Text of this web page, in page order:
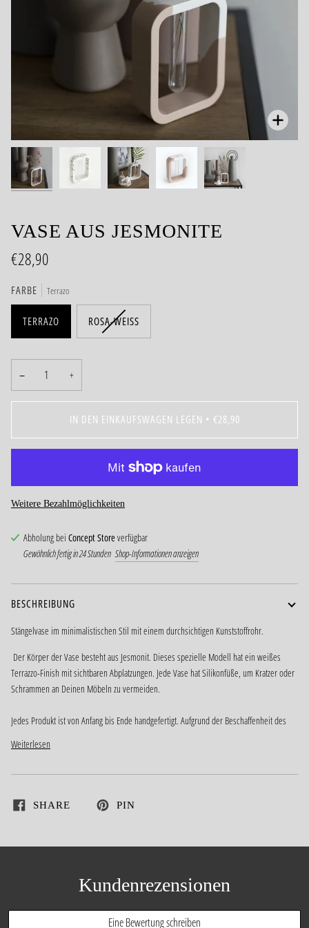
VASE AUS JESMONITE
€28,90
FARBE Terrazo
TERRAZO ROSA-WEISS
− +
IN DEN EINKAUFSWAGEN LEGEN • €28,90
Weitere Bezahlmöglichkeiten
Abholung bei Concept Storeverfügbar
Gewöhnlich fertig in 24 Stunden Shop-Informationen anzeigen
BESCHREIBUNG
Stängelvase im minimalistischen Stil mit einem durchsichtigen Kunststoffrohr.
Der Körper der Vase besteht aus Jesmonit. Dieses spezielle Modell hat ein weißes
Terrazzo-Finish mit sichtbaren Abplatzungen. Jede Vase hat Silikonfüße, um Kratzer oder
Schrammen an Deinen Möbeln zu vermeiden.
Jedes Produkt ist von Anfang bis Ende handgefertigt. Aufgrund der Beschaffenheit des
Weiterlesen
SHARE PIN
Kundenrezensionen
Eine Bewertung schreiben